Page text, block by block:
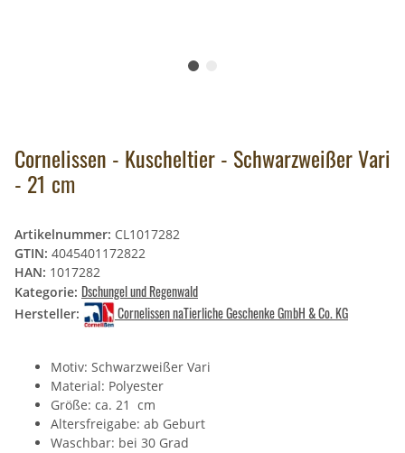
Cornelissen - Kuscheltier - Schwarzweißer Vari
- 21 cm
Artikelnummer: CL1017282
GTIN: 4045401172822
HAN: 1017282
Kategorie: Dschungel und Regenwald
Hersteller: Cornelissen naTierliche Geschenke GmbH & Co. KG
Motiv: Schwarzweißer Vari
Material: Polyester
Größe: ca. 21 cm
Altersfreigabe: ab Geburt
Waschbar: bei 30 Grad